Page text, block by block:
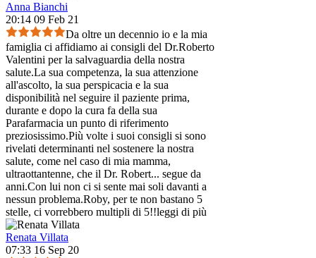
Anna Bianchi
20:14 09 Feb 21
Da oltre un decennio io e la mia
famiglia ci affidiamo ai consigli del Dr.Roberto
Valentini per la salvaguardia della nostra
salute.La sua competenza, la sua attenzione
all'ascolto, la sua perspicacia e la sua
disponibilità nel seguire il paziente prima,
durante e dopo la cura fa della sua
Parafarmacia un punto di riferimento
preziosissimo.Più volte i suoi consigli si sono
rivelati determinanti nel sostenere la nostra
salute, come nel caso di mia mamma,
ultraottantenne, che il Dr. Robert... segue da
anni.Con lui non ci si sente mai soli davanti a
nessun problema.Roby, per te non bastano 5
stelle, ci vorrebbero multipli di 5!!leggi di più
Renata Villata
07:33 16 Sep 20